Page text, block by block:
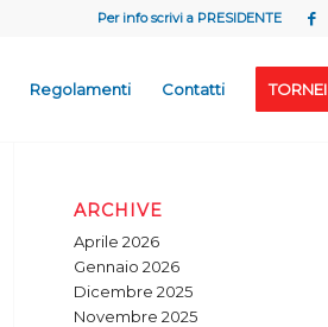
Per info scrivi a PRESIDENTE
Regolamenti Contatti TORNEI
ARCHIVE
Aprile 2026
Gennaio 2026
Dicembre 2025
Novembre 2025